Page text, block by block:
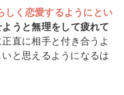
しく恋愛するようにとい
うと無理をして疲れて
直に相手と付き合うよ
と思えるようになるは